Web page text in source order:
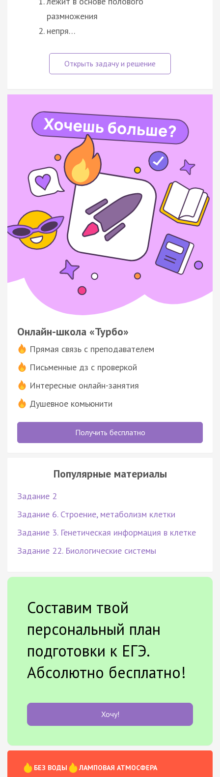
размножения
непря…
Онлайн-школа «Турбо»
Прямая связь с преподавателем
Письменные дз с проверкой
Интересные онлайн-занятия
Душевное комьюнити
Получить бесплатно
Популярные материалы
Задание 2
Задание 6. Строение, метаболизм клетки
Задание 3. Генетическая информация в клетке
Задание 22. Биологические системы
Составим твой
персональный план
подготовки к ЕГЭ.
Абсолютно бесплатно!
Хочу!
БЕЗ ВОДЫ
ЛАМПОВАЯ АТМОСФЕРА